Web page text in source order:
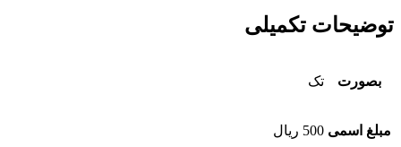
توضیحات تکمیلی
بصورت تک
مبلغ اسمی 500 ریال